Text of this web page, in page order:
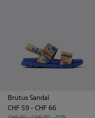
Brutus Sandal
CHF 59 - CHF 66